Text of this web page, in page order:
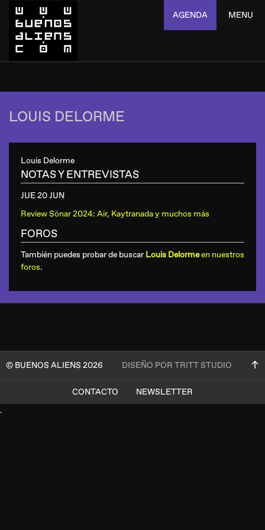
AGENDA MENU
LOUIS DELORME
Louis Delorme
NOTAS Y ENTREVISTAS
JUE 20 JUN
Review Sónar 2024: Air, Kaytranada y muchos más
FOROS
También puedes probar de buscar Louis Delormeen nuestros
foros.
© BUENOS ALIENS 2026 DISEÑO POR TRITT STUDIO
CONTACTO
NEWSLETTER
.